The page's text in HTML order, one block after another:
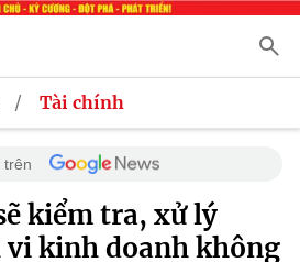
/ Tài chính
trên
kiểm tra, xử lý
kinh doanh không